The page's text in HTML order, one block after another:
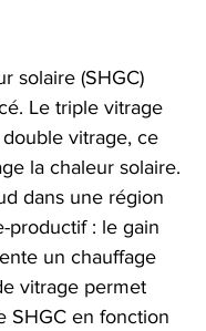
solaire (SHGC)
Le triple vitrage
vitrage, ce
la chaleur solaire.
dans une région
productif : le gain
un chauffage
vitrage permet
SHGC en fonction